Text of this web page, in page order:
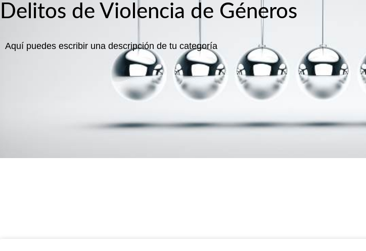
Delitos de Violencia de Géneros
Aquí puedes escribir una descripción de tu categoría